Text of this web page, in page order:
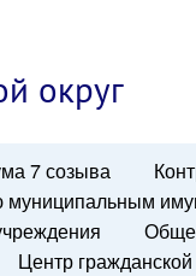
округ
7 созыва
муниципальным
Центр